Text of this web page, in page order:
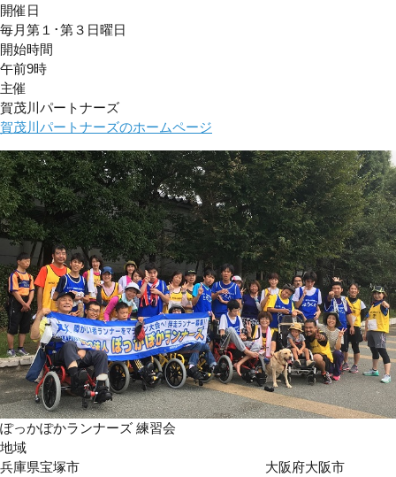
開催日
毎月第１･第３日曜日
開始時間
午前9時
主催
賀茂川パートナーズ
賀茂川パートナーズのホームページ
ぽっかぽかランナーズ 練習会
地域
兵庫県宝塚市 大阪府大阪市